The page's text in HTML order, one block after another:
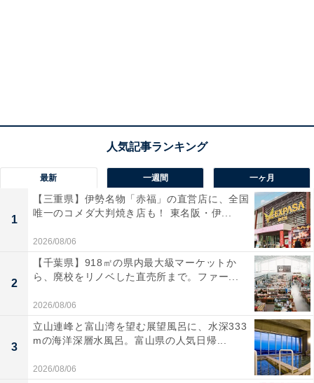
最新 一週間 一ヶ月
1
【三重県】伊勢名物「赤福」の直営店に、全国
唯一のコメダ大判焼き店も！ 東名阪・伊...
2026/08/06
2
【千葉県】918㎡の県内最大級マーケットか
ら、廃校をリノベした直売所まで。ファー...
2026/08/06
3
立山連峰と富山湾を望む展望風呂に、水深333
mの海洋深層水風呂。富山県の人気日帰...
2026/08/06